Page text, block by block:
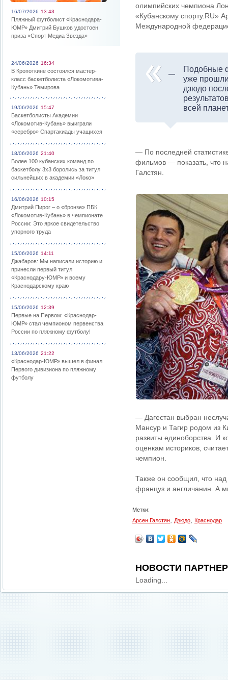
16/07/2026 13:43
Пляжный футболист «Краснодара-
ЮМР» Дмитрий Бушков удостоен
приза «Спорт Медиа Звезда»
24/06/2026 16:34
В Кропоткине состоялся мастер-
класс баскетболиста «Локомотива-
Кубань» Темирова
19/06/2026 15:47
Баскетболисты Академии
«Локомотив-Кубань» выиграли
«серебро» Спартакиады учащихся
18/06/2026 21:40
Более 100 кубанских команд по
баскетболу 3х3 боролись за титул
сильнейших в академии «Локо»
16/06/2026 10:15
Дмитрий Пирог – о «бронзе» ПБК
«Локомотив-Кубань» в чемпионате
России: Это яркое свидетельство
упорного труда
15/06/2026 14:11
Джабаров: Мы написали историю и
принесли первый титул
«Краснодару-ЮМР» и всему
Краснодарскому краю
15/06/2026 12:39
Первые на Первом: «Краснодар-
ЮМР» стал чемпионом первенства
России по пляжному футболу!
13/06/2026 21:22
«Краснодар-ЮМР» вышел в финал
Первого дивизиона по пляжному
футболу
олимпийских чемпиона
«Кубанскому спорту.RU»
Международной
Подобные
уже
дзюдо
всей
— По последней
фильмов — показать, что
Галстян.
— Дагестан выбран
Мансур и Тагир родом из
развиты единоборства. И
оценкам историков,
чемпион.
Также он сообщил, что
француз и англичанин. А
Метки:
Арсен Галстян
Дзюдо Краснодар
НОВОСТИ
Loading...